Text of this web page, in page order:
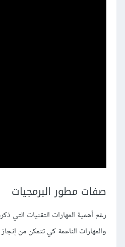
صفات مطور البرمجيات
رغم أهمية المهارات التقنيات
والمهارات الناعمة كي تتمكن من